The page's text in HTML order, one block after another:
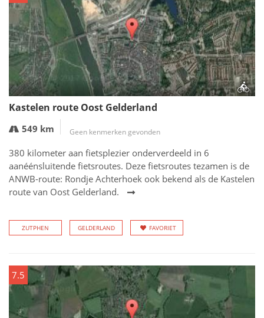
Kastelen route Oost Gelderland
549 km Geen kenmerken gevonden
380 kilometer aan fietsplezier onderverdeeld in 6
aanéénsluitende fietsroutes. Deze fietsroutes tezamen is de
ANWB-route: Rondje Achterhoek ook bekend als de Kastelen
route van Oost Gelderland.
ZUTPHEN GELDERLAND FAVORIET
7.5